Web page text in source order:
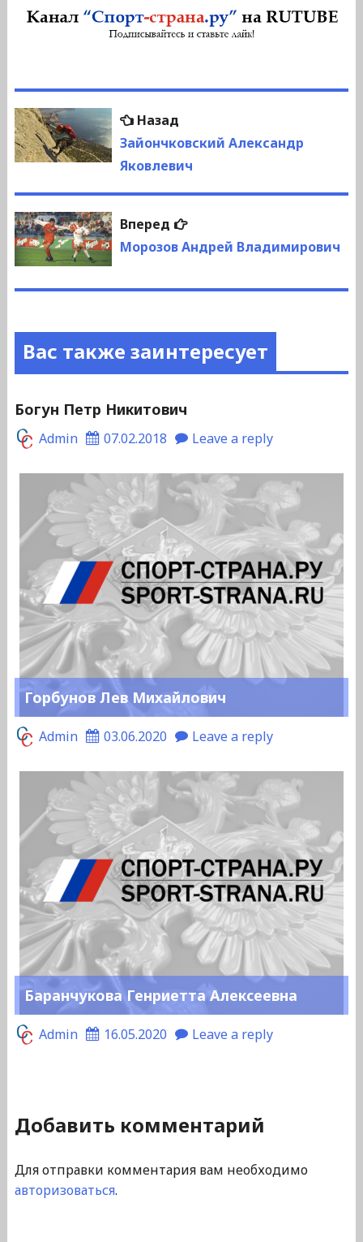
Навигация
по
НазадПредыдущая
запись:
Зайончковский Александр
Яковлевич
Вперед
Следующая
запись:
Морозов Андрей Владимирович
Вас также заинтересует
Богун Петр Никитович
Admin 07.02.2018 Leave a reply
Горбунов Лев Михайлович
Admin 03.06.2020 Leave a reply
Баранчукова Генриетта Алексеевна
Admin 16.05.2020 Leave a reply
Добавить комментарий
Для отправки комментария вам необходимо
авторизоваться.